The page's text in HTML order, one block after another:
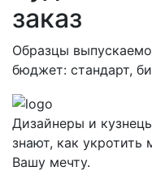
заказ
Образцы
бюджет: стандарт,
Дизайнеры и
знают, как укротить
Вашу мечту.